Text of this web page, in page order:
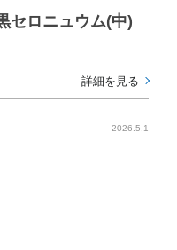
セロニュウム(中)
詳細を見る
2026.5.1